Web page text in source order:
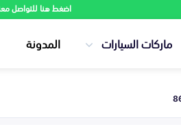
اضغط هنا للتواصل
ماركات السيارات المدونة